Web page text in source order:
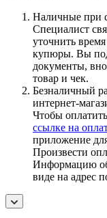
Наличные при
Специалист
уточнить
купюры. Вы
документы,
товар и чек.
Безналичный
интернет-
Чтобы
ссылке на
приложение
Произвести
Информацию
виде на адрес